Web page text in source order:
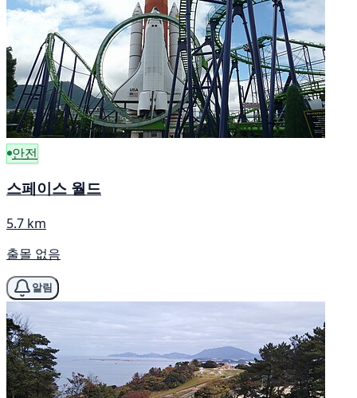
안전
스페이스 월드
5.7 km
출몰 없음
알림